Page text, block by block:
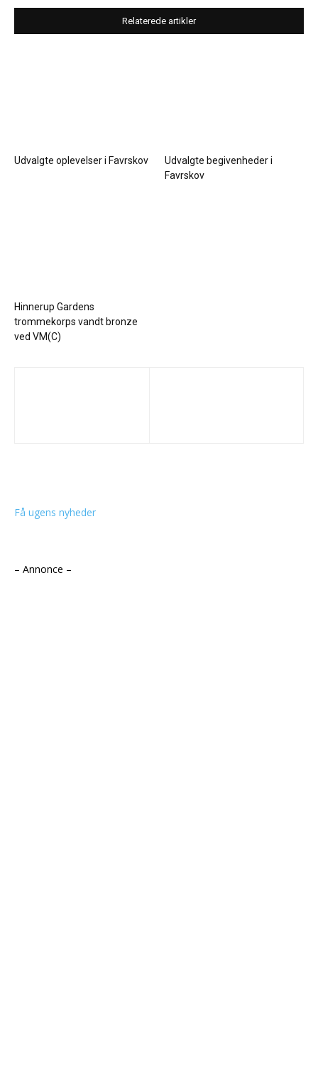
Relaterede artikler
Udvalgte oplevelser i Favrskov
Udvalgte begivenheder i
Favrskov
Hinnerup Gardens
trommekorps vandt bronze
ved VM(C)
Få ugens nyheder
– Annonce –